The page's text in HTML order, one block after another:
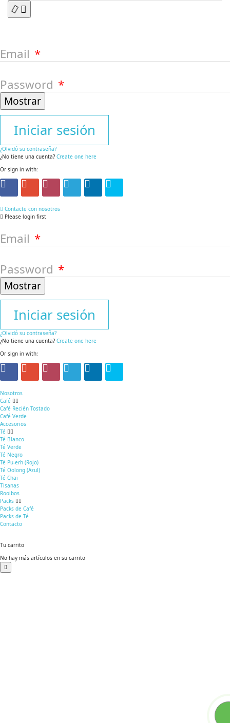
Email
Password
Mostrar
Iniciar sesión
¿Olvidó su contraseña?
¿No tiene una cuenta? Create one here
Or sign in with:
Contacte con nosotros
Please login first
Email
Password
Mostrar
Iniciar sesión
¿Olvidó su contraseña?
¿No tiene una cuenta? Create one here
Or sign in with:
Nosotros
Café
Café Recién Tostado
Café Verde
Accesorios
Té
Té Blanco
Té Verde
Té Negro
Té Pu-erh (Rojo)
Té Oolong (Azul)
Té Chai
Tisanas
Rooibos
Packs
Packs de Café
Packs de Té
Contacto
Tu carrito
No hay más artículos en su carrito